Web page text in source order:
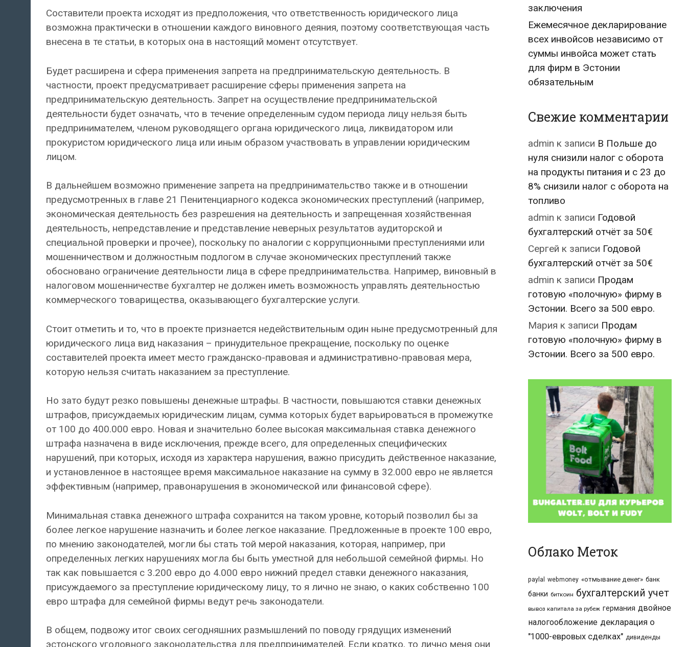
Составители проекта исходят из предположения, что ответственность юридического лица
возможна практически в отношении каждого виновного деяния, поэтому соответствующая часть
внесена в те статьи, в которых она в настоящий момент отсутствует.
Будет расширена и сфера применения запрета на предпринимательскую деятельность. В
частности, проект предусматривает расширение сферы применения запрета на
предпринимательскую деятельность. Запрет на осуществление предпринимательской
деятельности будет означать, что в течение определенным судом периода лицу нельзя быть
предпринимателем, членом руководящего органа юридического лица, ликвидатором или
прокуристом юридического лица или иным образом участвовать в управлении юридическим
лицом.
В дальнейшем возможно применение запрета на предпринимательство также и в отношении
предусмотренных в главе 21 Пенитенциарного кодекса экономических преступлений (например,
экономическая деятельность без разрешения на деятельность и запрещенная хозяйственная
деятельность, непредставление и представление неверных результатов аудиторской и
специальной проверки и прочее), поскольку по аналогии с коррупционными преступлениями или
мошенничеством и должностным подлогом в случае экономических преступлений также
обосновано ограничение деятельности лица в сфере предпринимательства. Например, виновный в
налоговом мошенничестве бухгалтер не должен иметь возможность управлять деятельностью
коммерческого товарищества, оказывающего бухгалтерские услуги.
Стоит отметить и то, что в проекте признается недействительным один ныне предусмотренный для
юридического лица вид наказания – принудительное прекращение, поскольку по оценке
составителей проекта имеет место гражданско-правовая и административно-правовая мера,
которую нельзя считать наказанием за преступление.
Но зато будут резко повышены денежные штрафы. В частности, повышаются ставки денежных
штрафов, присуждаемых юридическим лицам, сумма которых будет варьироваться в промежутке
от 100 до 400.000 евро. Новая и значительно более высокая максимальная ставка денежного
штрафа назначена в виде исключения, прежде всего, для определенных специфических
нарушений, при которых, исходя из характера нарушения, важно присудить действенное наказание,
и установленное в настоящее время максимальное наказание на сумму в 32.000 евро не является
эффективным (например, правонарушения в экономической или финансовой сфере).
Минимальная ставка денежного штрафа сохранится на таком уровне, который позволил бы за
более легкое нарушение назначить и более легкое наказание. Предложенные в проекте 100 евро,
по мнению законодателей, могли бы стать той мерой наказания, которая, например, при
определенных легких нарушениях могла бы быть уместной для небольшой семейной фирмы. Но
так как повышается с 3.200 евро до 4.000 евро нижний предел ставки денежного наказания,
присуждаемого за преступление юридическому лицу, то я лично не знаю, о каких собственно 100
евро штрафа для семейной фирмы ведут речь законодатели.
В общем, подвожу итог своих сегодняшних размышлений по поводу грядущих изменений
эстонского уголовного законодательства для предпринимателей. Если кратко, то лично меня они
заключения
Ежемесячное декларирование
всех инвойсов независимо от
суммы инвойса может стать
для фирм в Эстонии
обязательным
Свежие комментарии
admin к записи В Польше до
нуля снизили налог с оборота
на продукты питания и с 23 до
8% снизили налог с оборота на
топливо
admin к записи Годовой
бухгалтерский отчёт за 50€
Сергей к записи Годовой
бухгалтерский отчёт за 50€
admin к записи Продам
готовую «полочную» фирму в
Эстонии. Всего за 500 евро.
Мария к записи Продам
готовую «полочную» фирму в
Эстонии. Всего за 500 евро.
Облако Меток
paylal webmoney «отмывание денег» банк
банки биткоин бухгалтерский учет
вывоз капитала за рубеж германия двойное
налогообложение декларация о
"1000-евровых сделках" дивиденды